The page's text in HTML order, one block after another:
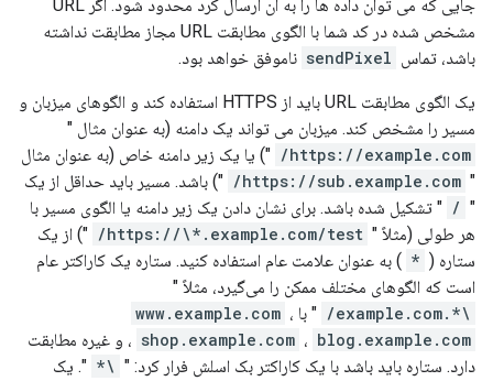
جایی که می توان داده ها را به آن ارسال کرد محدود شود. اگر URL
مشخص شده در کد شما با الگوی مطابقت URL مجاز مطابقت نداشته
باشد، تماس sendPixel ناموفق خواهد بود.
یک الگوی مطابقت URL باید از HTTPS استفاده کند و الگوهای میزبان و
مسیر را مشخص کند. میزبان می تواند یک دامنه (به عنوان مثال "
https://example.com/
") یا یک زیر دامنه خاص (به عنوان مثال
"
https://sub.example.com/
") باشد. مسیر باید حداقل از یک
"
/ " تشکیل شده باشد. برای نشان دادن یک زیر دامنه یا الگوی مسیر با
هر طولی (مثلاً " https://\*.example.com/test/
") از یک
ستاره ( * ) به عنوان علامت عام استفاده کنید. ستاره یک کاراکتر عام
است که الگوهای مختلف ممکن را می‌گیرد، مثلاً "
\*.example.com/
" با www.example.com ،
shop.example.com ، blog.example.com
، و غیره مطابقت
دارد. ستاره باید باشد با یک کاراکتر بک اسلش فرار کرد: " \* ". یک